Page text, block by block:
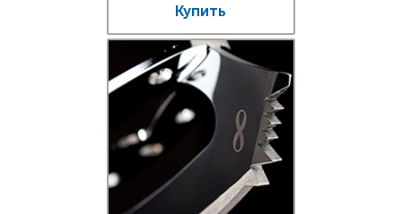
Купить